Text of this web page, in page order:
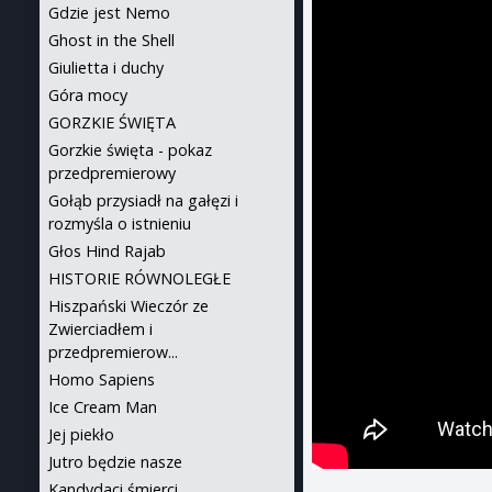
Gdzie jest Nemo
Ghost in the Shell
Giulietta i duchy
Góra mocy
GORZKIE ŚWIĘTA
Gorzkie święta - pokaz
przedpremierowy
Gołąb przysiadł na gałęzi i
rozmyśla o istnieniu
Głos Hind Rajab
HISTORIE RÓWNOLEGŁE
Hiszpański Wieczór ze
Zwierciadłem i
przedpremierow...
Homo Sapiens
Ice Cream Man
Jej piekło
Jutro będzie nasze